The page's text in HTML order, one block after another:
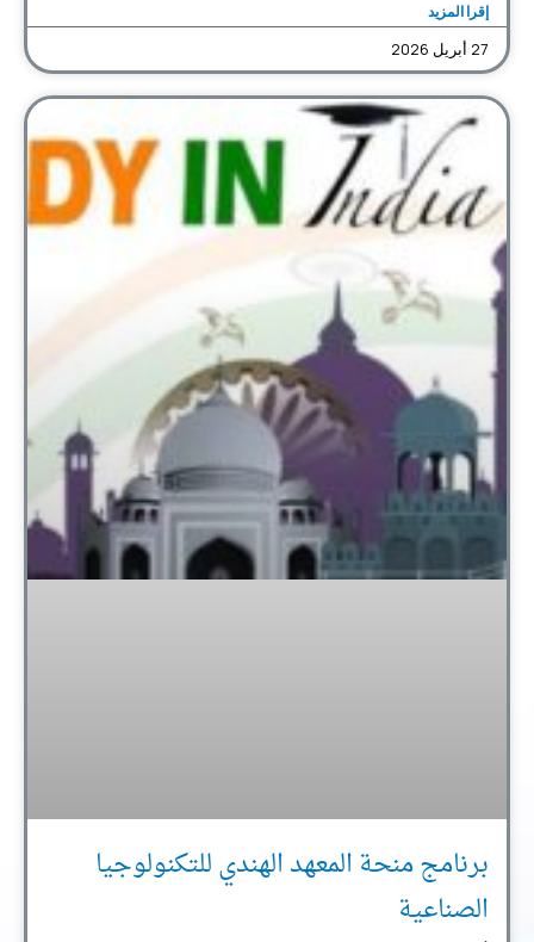
إقرا المزيد
27 أبريل 2026
برنامج منحة المعهد الهندي للتكنولوجيا
الصناعية